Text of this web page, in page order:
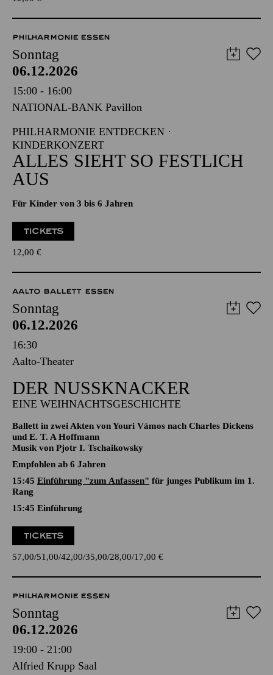
12,00€
PHILHARMONIE ESSEN
Sonntag
06.12.2026
15:00 - 16:00
NATIONAL-BANK Pavillon
PHILHARMONIE ENTDECKEN ·
KINDERKONZERT
ALLES SIEHT SO FESTLICH
Für Kinder von 3 bis 6 Jahren
12,00€
AALTO BALLETT ESSEN
Sonntag
06.12.2026
16:30
Aalto-Theater
DER NUSSKNACKER
EINE WEIHNACHTSGESCHICHTE
Ballett in zwei Akten von Youri Vámos nach Charles Dickens
Musik von Pjotr I. Tschaikowsky
Rang
15:45 Einführung
57,00 51,00 42,00 35,00
PHILHARMONIE ESSEN
Sonntag
06.12.2026